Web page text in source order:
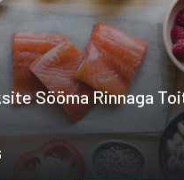
Sööma Rinnaga